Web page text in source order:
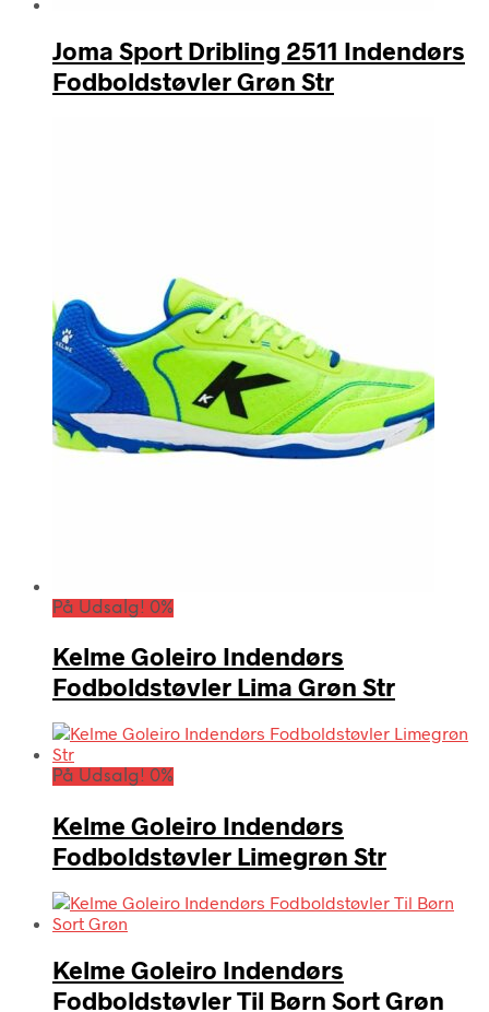
Joma Sport Dribling 2511 Indendørs
Fodboldstøvler Grøn Str
På Udsalg! 0%
Kelme Goleiro Indendørs
Fodboldstøvler Lima Grøn Str
På Udsalg! 0%
Kelme Goleiro Indendørs
Fodboldstøvler Limegrøn Str
Kelme Goleiro Indendørs
Fodboldstøvler Til Børn Sort Grøn